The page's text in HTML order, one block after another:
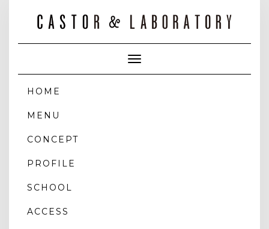
Toggle
Navigation
HOME
MENU
CONCEPT
PROFILE
SCHOOL
ACCESS